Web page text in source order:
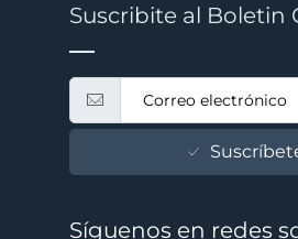
Suscribite al Boletin
Síguenos en redes